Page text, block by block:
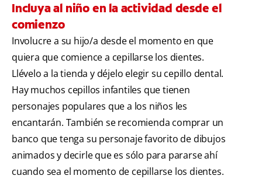
Incluya al niño en la actividad desde el
comienzo
Involucre a su hijo/a desde el momento en que
quiera que comience a cepillarse los dientes.
Llévelo a la tienda y déjelo elegir su cepillo dental.
Hay muchos cepillos infantiles que tienen
personajes populares que a los niños les
encantarán. También se recomienda comprar un
banco que tenga su personaje favorito de dibujos
animados y decirle que es sólo para pararse ahí
cuando sea el momento de cepillarse los dientes.